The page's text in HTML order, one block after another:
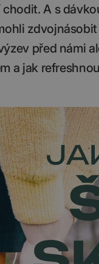
A s
před námi
a jak